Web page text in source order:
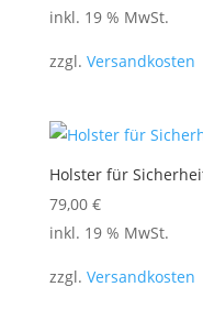
inkl. 19 % MwSt.
zzgl. Versandkosten
Holster für
79,00 €
inkl. 19 % MwSt.
zzgl. Versandkosten